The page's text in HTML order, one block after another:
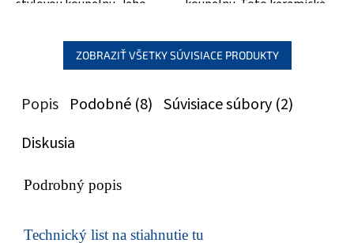
stylovou koupelnu. Jeho
přidává koupelně...
koupelnu. Toto keramické
40x40cm...
ZOBRAZIŤ VŠETKY SÚVISIACE PRODUKTY
Popis Podobné (8) Súvisiace súbory (2)
Diskusia
Podrobný popis
Technický list na stiahnutie tu